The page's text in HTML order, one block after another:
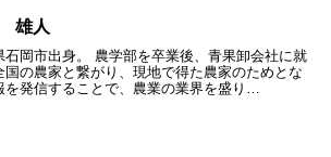
雄人
石岡市出身。 農学部を卒業後、青果卸会社に就
国の農家と繋がり、現地で得た農家のためとな
を発信することで、農業の業界を盛り…